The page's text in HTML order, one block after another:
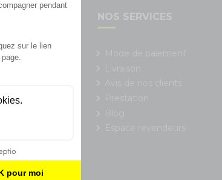
pendant
sur le lien
pour moi
du moment
NOS SERVICES